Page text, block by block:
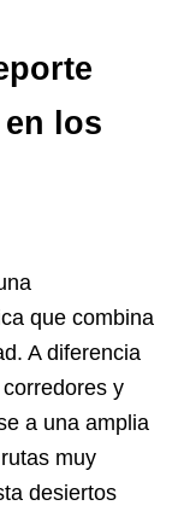
los
que combina
A diferencia
y
a una amplia
muy
desiertos